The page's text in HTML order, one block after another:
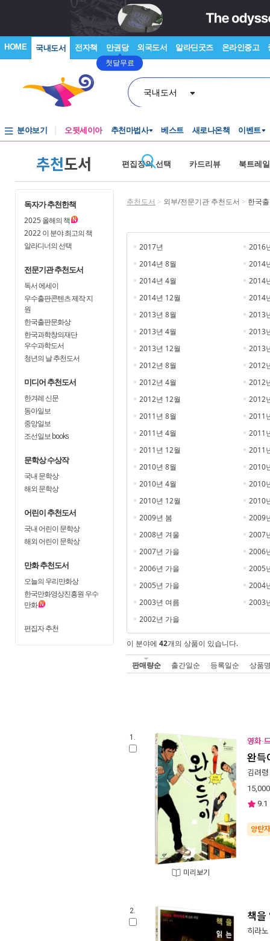
HOME 국내도서 전자책 만권당
첫달무료
외국도서 알라딘굿즈 온라인중고
국내도서
분야보기 오뒷세이아 추천마법사 베스트 새로나온책 이벤트
추천도서 편집장의 선택 카드리뷰 북트레
독자가 추천한책
2025올해의 책
2022이 분야 최고의 책
알라디너의 선택
전문기관 추천도서
독서 에세이
우수출판콘텐츠 제작 지
원
한국출판문화상
한국과학창의재단
우수과학도서
청년의 날 추천도서
미디어 추천도서
한겨레 신문
동아일보
중앙일보
조선일보 books
문학상 수상작
국내 문학상
해외 문학상
어린이 추천도서
국내 어린이 문학상
해외 어린이 문학상
만화 추천도서
오늘의 우리만화상
한국만화영상진흥원 우수
만화
편집자 추천
추천도서 > 외부/전문기관 추천도서 > 한국
2017년
2016
2014년 8월
2014
2014년 4월
2014
2014년 12월
2014
2013년 8월
2013
2013년 4월
2013
2013년 12월
2013
2012년 8월
2012
2012년 4월
2012
2012년 12월
2012
2011년 8월
2011
2011년 4월
2011
2011년 12월
2011
2010년 8월
2010
2010년 4월
2010
2010년 12월
2010
2009년 봄
2009
2008년 겨울
2007
2007년 가을
2006
2006년 가을
2005
2005년 가을
2004
2003년 여름
2003
2002년 가을
이 분야에 42개의 상품이 있습니다.
판매량순 출간일순 등록일순 상품
1.
미리보기
영화·
완득
김려령
15,000
9.1
양탄
2. 책을
히라